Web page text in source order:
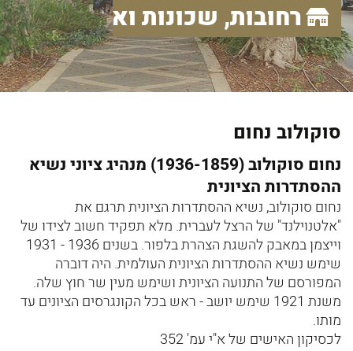
רחובות, שכונות ואתרים
סוקולוב נחום
נחום סוקולוב (1936-1859) מנהיג ציוני נשיא
ההסתדרות הציונית
נחום סוקולוב, נשיא ההסתדרות הציונית תרגם את
"אלטנוילנד" של הרצל לעברית. מלא תפקיד חשוב לצידו של
וייצמן במאבק להשגת הצהרת בלפור. בשנים 1936 - 1931
שימש נשיא ההסתדרות הציונית העולמית. היה דוברה
המפורסם של התנועה הציונית ושימש מעין שר חוץ שלה.
משנת 1921 שימש יושב - ראש בכל הקונגרסים הציונים עד
מותו.
לכסיקון האישים של א"י עמ' 352